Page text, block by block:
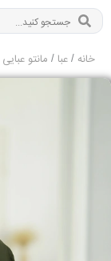
خانه / عبا / مانتو عبایی